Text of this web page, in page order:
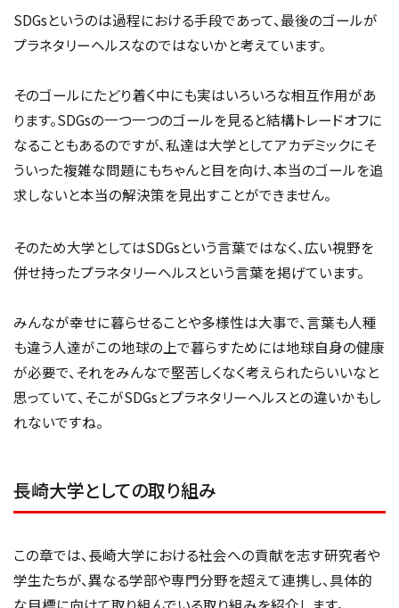
SDGsというのは過程における手段であって、最後のゴールが
プラネタリーヘルスなのではないかと考えています。
そのゴールにたどり着く中にも実はいろいろな相互作用があ
ります。SDGsの一つ一つのゴールを見ると結構トレードオフに
なることもあるのですが、私達は大学としてアカデミックにそ
ういった複雑な問題にもちゃんと目を向け、本当のゴールを追
求しないと本当の解決策を見出すことができません。
そのため大学としてはSDGsという言葉ではなく、広い視野を
併せ持ったプラネタリーヘルスという言葉を掲げています。
みんなが幸せに暮らせることや多様性は大事で、言葉も人種
も違う人達がこの地球の上で暮らすためには地球自身の健康
が必要で、それをみんなで堅苦しくなく考えられたらいいなと
思っていて、そこがSDGsとプラネタリーヘルスとの違いかもし
れないですね。
長崎大学としての取り組み
この章では、長崎大学における社会への貢献を志す研究者や
学生たちが、異なる学部や専門分野を超えて連携し、具体的